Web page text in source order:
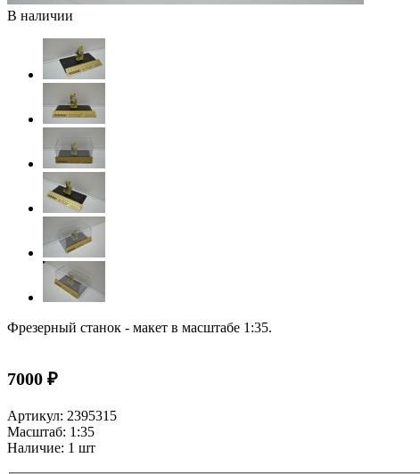
В наличии
Фрезерный станок - макет в масштабе 1:35.
7000 ₽
Артикул: 2395315
Масштаб: 1:35
Наличие: 1 шт